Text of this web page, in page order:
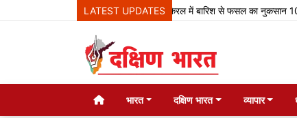
LATEST UPDATESकेरल में बारिश से फसल का नुकसान 100 करोड़
भारत दक्षिण भारत व्यापार